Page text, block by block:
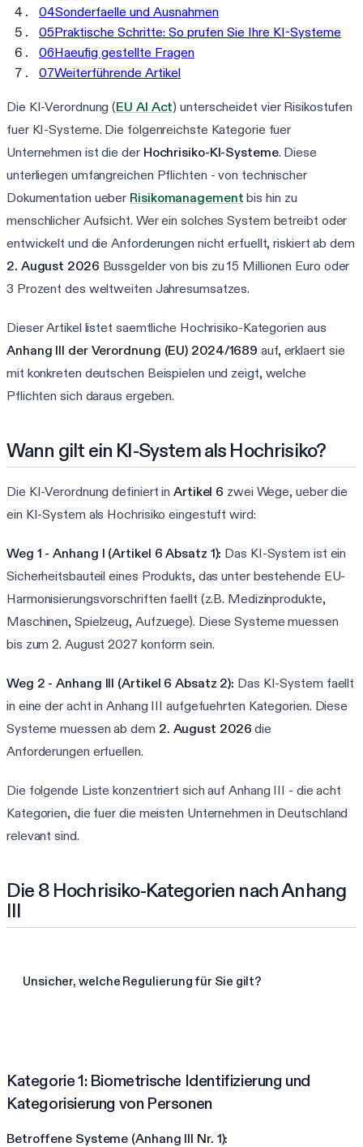
04Sonderfaelle und Ausnahmen
05Praktische Schritte: So prufen Sie Ihre KI-Systeme
06Haeufig gestellte Fragen
07Weiterführende Artikel
Die KI-Verordnung (EU AI Act) unterscheidet vier Risikostufen
fuer KI-Systeme. Die folgenreichste Kategorie fuer
Unternehmen ist die der Hochrisiko-KI-Systeme. Diese
unterliegen umfangreichen Pflichten - von technischer
Dokumentation ueber Risikomanagement bis hin zu
menschlicher Aufsicht. Wer ein solches System betreibt oder
entwickelt und die Anforderungen nicht erfuellt, riskiert ab dem
2. August 2026 Bussgelder von bis zu 15 Millionen Euro oder
3 Prozent des weltweiten Jahresumsatzes.
Dieser Artikel listet saemtliche Hochrisiko-Kategorien aus
Anhang III der Verordnung (EU) 2024/1689 auf, erklaert sie
mit konkreten deutschen Beispielen und zeigt, welche
Pflichten sich daraus ergeben.
Wann gilt ein KI-System als Hochrisiko?
Die KI-Verordnung definiert inArtikel 6 zwei Wege, ueber die
ein KI-System als Hochrisiko eingestuft wird:
Weg 1 - Anhang I (Artikel 6 Absatz 1): Das KI-System ist ein
Sicherheitsbauteil eines Produkts, das unter bestehende EU-
Harmonisierungsvorschriften faellt (z.B. Medizinprodukte,
Maschinen, Spielzeug, Aufzuege). Diese Systeme muessen
bis zum 2. August 2027 konform sein.
Weg 2 - Anhang III (Artikel 6 Absatz 2): Das KI-System faellt
in eine der acht in Anhang III aufgefuehrten Kategorien. Diese
Systeme muessen ab dem 2. August 2026 die
Anforderungen erfuellen.
Die folgende Liste konzentriert sich auf Anhang III - die acht
Kategorien, die fuer die meisten Unternehmen in Deutschland
relevant sind.
Die 8 Hochrisiko-Kategorien nach Anhang
III
Unsicher, welche Regulierung für Sie gilt?
Kategorie 1: Biometrische Identifizierung und
Kategorisierung von Personen
Betroffene Systeme (Anhang III Nr. 1):